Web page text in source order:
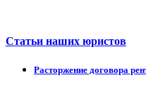
Статьи наших юристов
Расторжение договора